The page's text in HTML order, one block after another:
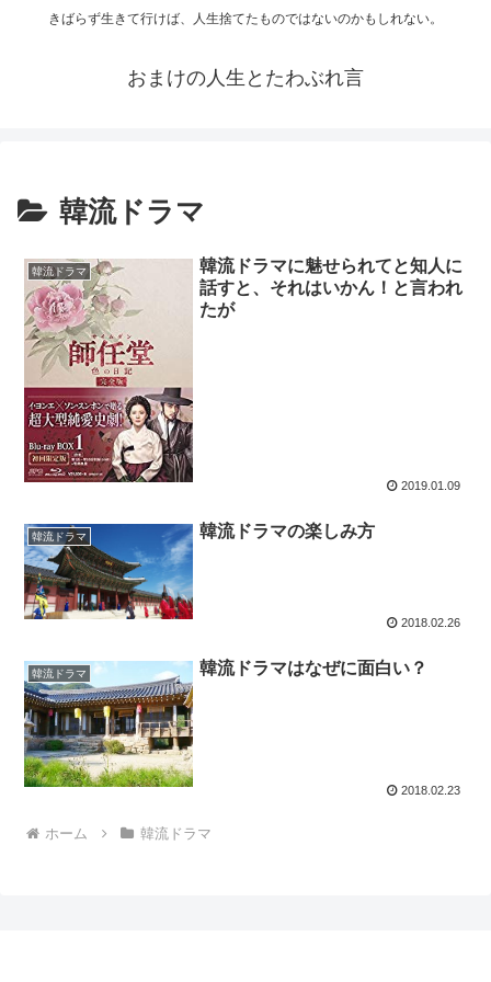
きばらず生きて行けば、人生捨てたものではないのかもしれない。
おまけの人生とたわぶれ言
韓流ドラマ
韓流ドラマ
韓流ドラマに魅せられてと知人に
話すと、それはいかん！と言われ
たが
2019.01.09
韓流ドラマ 韓流ドラマの楽しみ方
2018.02.26
韓流ドラマ 韓流ドラマはなぜに面白い？
2018.02.23
ホーム 韓流ドラマ